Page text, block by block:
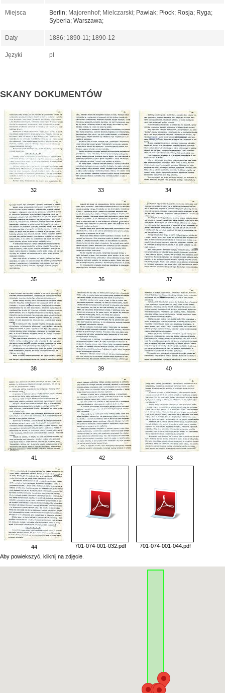
Miejsca Berlin; Majorenhof; Mielczarski; Pawiak; Płock; Rosja; Ryga;
Syberia; Warszawa;
Daty 1886; 1890-11; 1890-12
Języki pl
SKANY DOKUMENTÓW
32 33 34
35 36 37
38 39 40
41 42 43
44 701-074-001-032.pdf
701-074-001-044.pdf
Aby powiekszyć, kliknij na zdjęcie.